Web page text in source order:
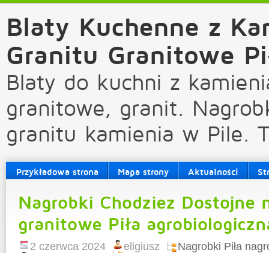
Blaty Kuchenne z
Granitu Granitowe
Blaty do kuchni z
granitowe, granit.
granitu kamienia w Pile.
Przykładowa strona Mapa strony Aktualności
Nagrobki Chodziez Dostojne
granitowe Piła
2 czerwca 2024 eligiusz
Nagrobki Piła